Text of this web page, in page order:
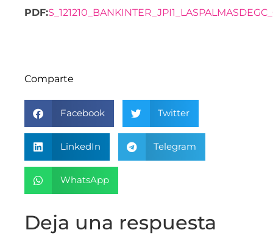
PDF:
Comparte
Facebook Twitter
LinkedIn Telegram
WhatsApp
Deja una respuesta